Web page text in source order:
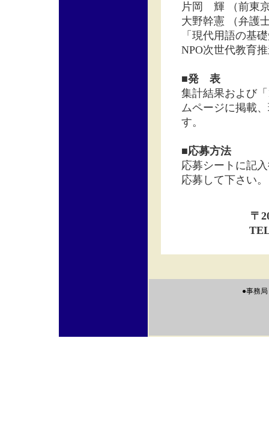
片岡 輝 （前東
大野幹憲 （弁護
「現代用語の基
NPO次世代教育
■発 表
集計結果および
ムページに掲載
す。
■応募方法
応募シートに記
応募して下さい。
〒
●事